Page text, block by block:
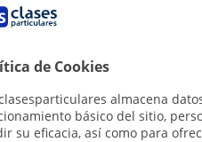
de Cookies
almacena
básico del sitio,
su eficacia, así como para